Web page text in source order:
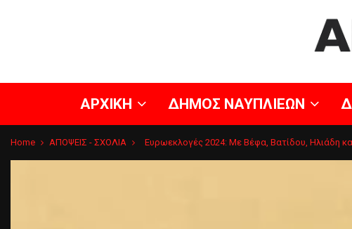
ΑΡΧΙΚΗ ΔΗΜΟΣ ΝΑΥΠΛΙΕΩΝ
Home ΑΠΟΨΕΙΣ - ΣΧΟΛΙΑ Ευρωεκλογές 2024: Με Βέφα, Βατίδου, Ηλιάδη